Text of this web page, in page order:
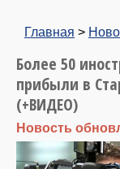
Главная >
Более 50
прибыли в
(+ВИДЕО)
Новость